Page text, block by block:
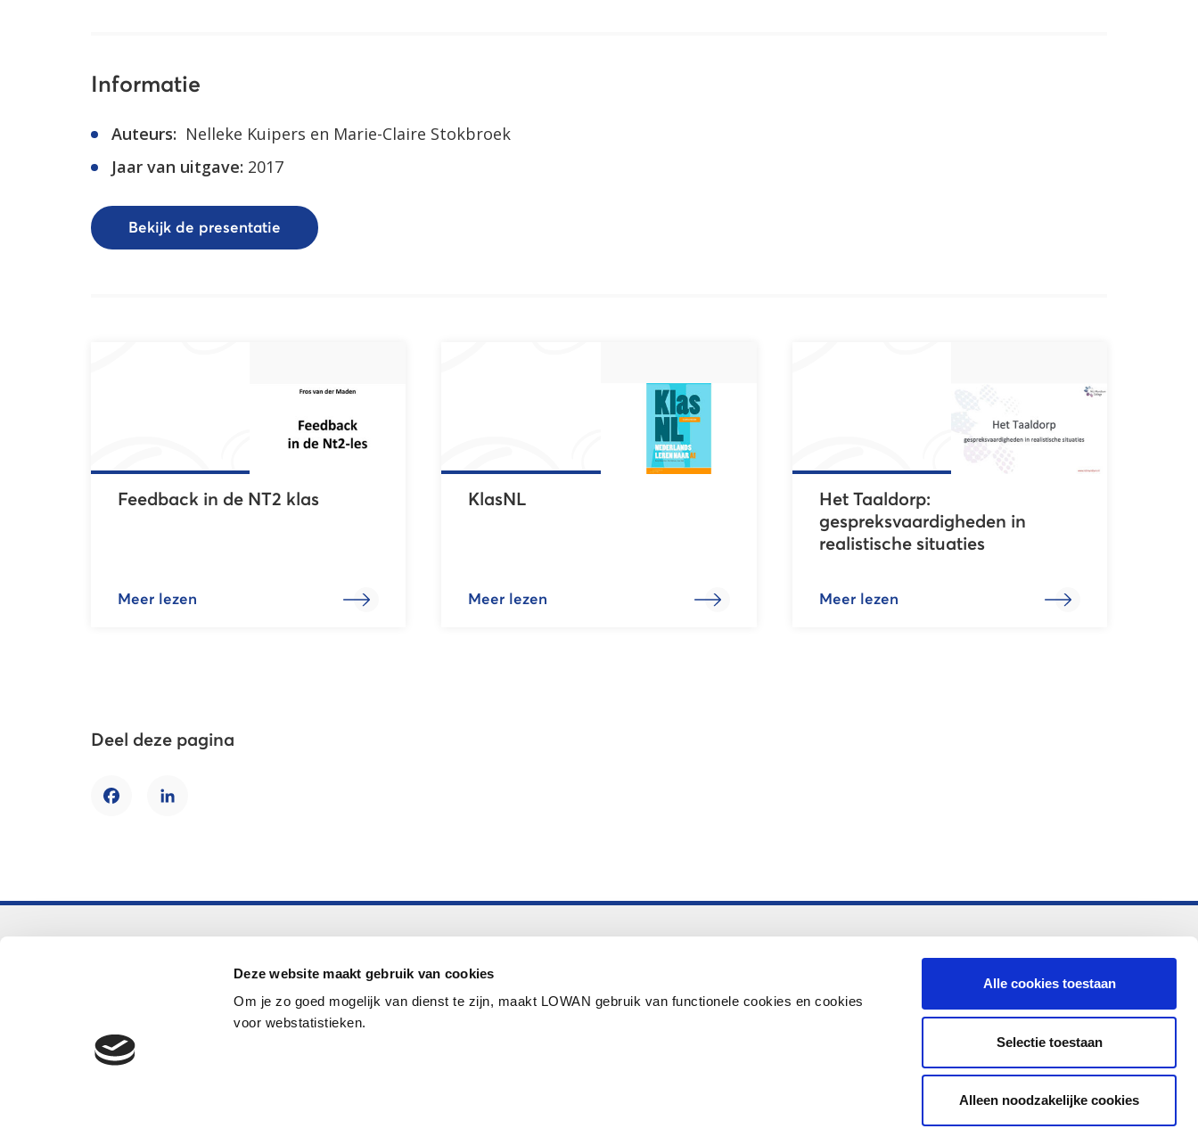
Deze website maakt gebruik van cookies
Om je zo goed mogelijk van dienst te zijn, maakt LOWAN gebruik van functionele cookies en cookies
voor webstatistieken.
Alle cookies toestaan
Selectie toestaan
Alleen noodzakelijke cookies
Informatie
Auteurs: Nelleke Kuipers en Marie-Claire Stokbroek
Jaar van uitgave: 2017
Bekijk de presentatie
Feedback in de NT2 klas
Meer lezen
KlasNL
Meer lezen
Het Taaldorp:
gespreksvaardigheden in
realistische situaties
Meer lezen
Deel deze pagina
FacebookLinkedIn